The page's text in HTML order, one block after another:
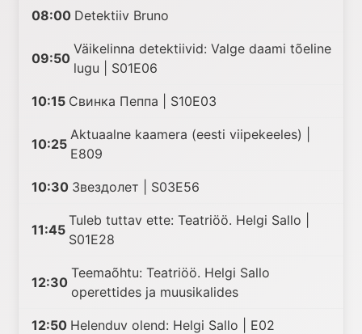
08:00 Detektiiv Bruno
09:50
Väikelinna detektiivid: Valge daami tõeline
lugu | S01E06
10:15 Cвинка Пеппа | S10E03
10:25
Aktuaalne kaamera (eesti viipekeeles) |
E809
10:30 Звездолет | S03E56
11:45
Tuleb tuttav ette: Teatriöö. Helgi Sallo |
S01E28
12:30
Teemaõhtu: Teatriöö. Helgi Sallo
operettides ja muusikalides
12:50 Helenduv olend: Helgi Sallo | E02